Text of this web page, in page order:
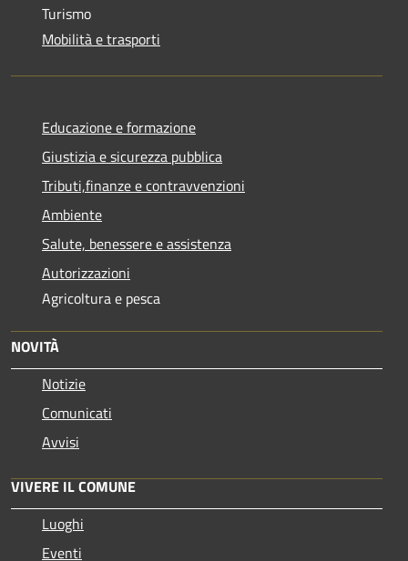
Turismo
Mobilità e trasporti
Educazione e formazione
Giustizia e sicurezza pubblica
Tributi,finanze e contravvenzioni
Ambiente
Salute, benessere e assistenza
Autorizzazioni
Agricoltura e pesca
NOVITÀ
Notizie
Comunicati
Avvisi
VIVERE IL COMUNE
Luoghi
Eventi